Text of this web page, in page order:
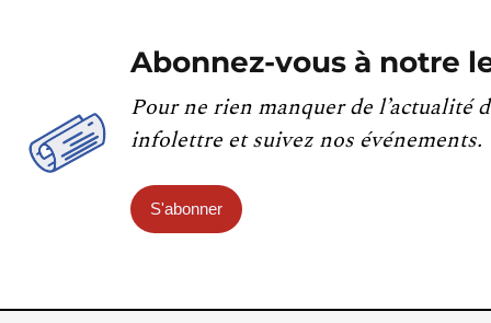
Abonnez-vous à notre
Pour ne rien manquer de l’actualité
infolettre et suivez nos événements.
S'abonner